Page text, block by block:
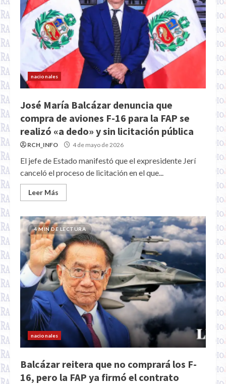
nacionales
José María Balcázar denuncia que
compra de aviones F-16 para la FAP se
realizó «a dedo» y sin licitación pública
RCH_INFO 4 de mayo de 2026
El jefe de Estado manifestó que el expresidente Jerí
canceló el proceso de licitación en el que...
Leer Más
4 MIN DE LECTURA
nacionales
Balcázar reitera que no comprará los F-
16, pero la FAP ya firmó el contrato